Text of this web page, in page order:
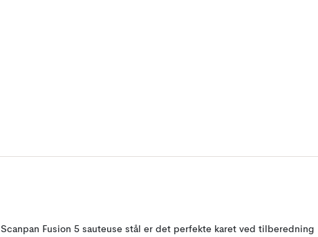
Scanpan Fusion 5 sauteuse stål er det perfekte karet ved tilberedning